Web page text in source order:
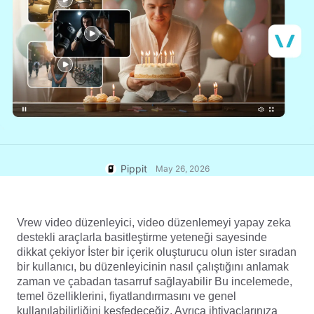
Şimdi Düzenle
AI Ürün Resimleri
Profesyonel ürün fotoğraflarını
zahmetsizce toplu olarak
Yapay Zeka Avatarları ve
Sesleri
Yardım Merkezi
Kullanıcı Hesabı
Varlık Yönetimi
Yayınlama ve Analiz
Ürün Resimleri
Tek Tıkla Video Çözümü
7 Promosyon Afişi Fikirleri
İş İpuçları
Yapay Zeka Destekli Ürün
Posterleri
En İyi 5 İş Videosu Türü
Yapay Zeka Tarafından Üretilen
Satış Artırıcı Poster İpuçları
Sosyal Medya İpuçları
TikTok Video Reklamcılık
Rehberi
Pippit May 26, 2026
Vrew video düzenleyici, video düzenlemeyi yapay zeka
destekli araçlarla basitleştirme yeteneği sayesinde
dikkat çekiyor İster bir içerik oluşturucu olun ister sıradan
bir kullanıcı, bu düzenleyicinin nasıl çalıştığını anlamak
zaman ve çabadan tasarruf sağlayabilir Bu incelemede,
temel özelliklerini, fiyatlandırmasını ve genel
kullanılabilirliğini keşfedeceğiz. Ayrıca ihtiyaçlarınıza